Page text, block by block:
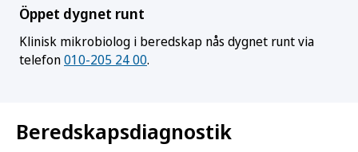
Öppet dygnet runt
Klinisk mikrobiolog i beredskap nås dygnet runt via
telefon010-205 24 00.
Beredskapsdiagnostik